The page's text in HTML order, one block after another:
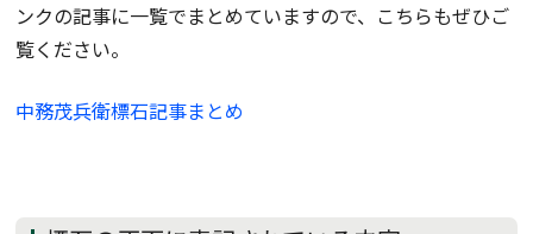
ンクの記事に一覧でまとめていますので、こちらもぜひご
覧ください。
中務茂兵衛標石記事まとめ